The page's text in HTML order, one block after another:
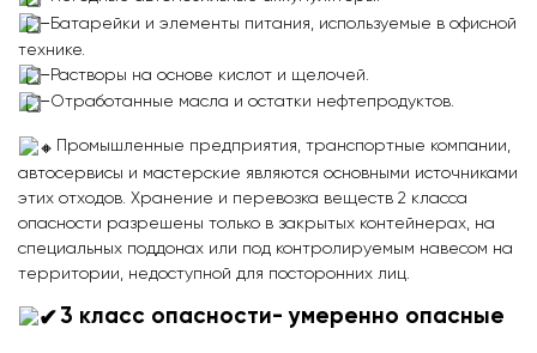
–Батарейки и элементы питания, используемые в офисной
технике.
–Растворы на основе кислот и щелочей.
–Отработанные масла и остатки нефтепродуктов.
Промышленные предприятия, транспортные компании,
автосервисы и мастерские являются основными источниками
этих отходов. Хранение и перевозка веществ 2 класса
опасности разрешены только в закрытых контейнерах, на
специальных поддонах или под контролируемым навесом на
территории, недоступной для посторонних лиц.
3 класс опасности- умеренно опасные